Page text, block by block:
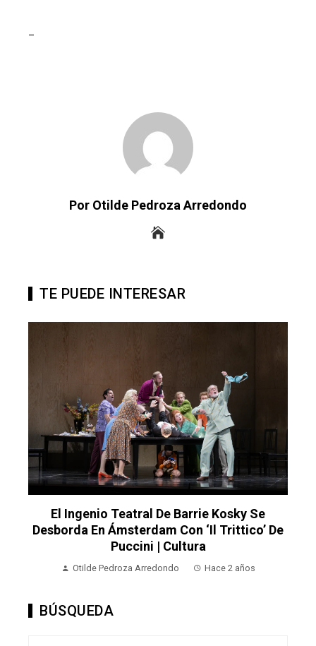
Por Otilde Pedroza Arredondo
TE PUEDE INTERESAR
El Ingenio Teatral De Barrie Kosky Se
Desborda En Ámsterdam Con ‘Il Trittico’ De
Puccini | Cultura
Otilde Pedroza Arredondo Hace 2 años
BÚSQUEDA